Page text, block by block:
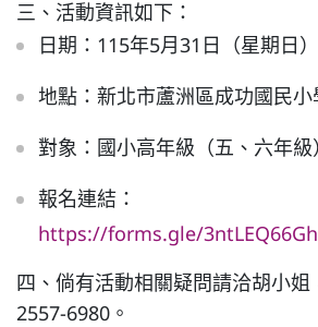
三、活動資訊如下：
日期：115年5月31日（星期日
地點：新北市蘆洲區成功國民小
對象：國小高年級（五、六年級
報名連結：
https://forms.gle/
四、倘有活動相關疑問請洽胡小姐
2557-6980。
表單下載
回官網首頁